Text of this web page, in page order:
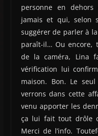
personne en dehors
jamais et qui, selon
suggérer de parler à
paraît-il… Ou encore,
de la caméra, Lina
vérification lui
maison. Bon. Le
verrons dans cette
venu apporter les
ça lui fait tout drôle
Merci de l’info.